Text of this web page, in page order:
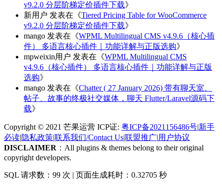
v9.2.0 分层阶梯定价插件下载》
新用户 发表在《Tiered Pricing Table for WooCommerce
v9.2.0 分层阶梯定价插件下载》
mango 发表在《WPML Multilingual CMS v4.9.6（核心插
件） 多语言核心插件｜功能详解与正版选购》
mpweixin用户 发表在《WPML Multilingual CMS
v4.9.6（核心插件） 多语言核心插件｜功能详解与正版
选购》
mango 发表在《Chatter ( 27 January 2026) 带有聊天室、
帖子、故事的终极社交媒体，聊天 Flutter/Laravel源码下
载》
Copyright © 2021 芒果运营 ICP证: 粤ICP备2021156486号|新手
必读|隐私政策|联系我们/Contact Us|联盟推广|用户协议
DISCLAIMER ：All plugins & themes belong to their original
copyright developers.
SQL 请求数：99 次 | 页面生成耗时：0.32705 秒